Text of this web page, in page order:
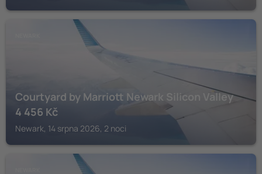
Courtyard by Marriott Newark Silicon Valley
4 456 Kč
Newark, 14 srpna 2026, 2 noci